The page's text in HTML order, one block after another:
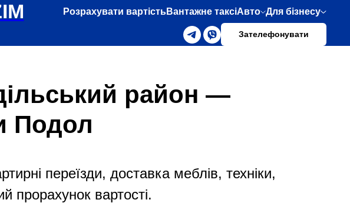
Розрахувати вартістьВантажне таксіАвто Для бізнесу
Зателефонувати
район —
Подол
переїзди, доставка меблів, техніки,
прорахунок вартості.